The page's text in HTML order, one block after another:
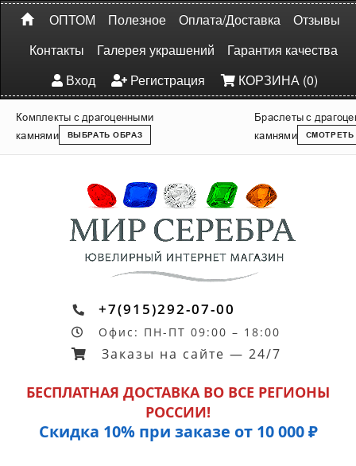
ОПТОМ Полезное Оплата/Доставка
Отзывы
Контакты
Галерея украшений
Гарантия качества
Вход
Регистрация КОРЗИНА (0)
Комплекты с драгоценными
камнями
ВЫБРАТЬ ОБРАЗ
Браслеты с
камнями
СМОТРЕТЬ
+7(915)292-07-00
Офис: ПН-ПТ 09:00 – 18:00
Заказы на сайте — 24/7
БЕСПЛАТНАЯ ДОСТАВКА ВО ВСЕ РЕГИОНЫ
РОССИИ!
Скидка 10% при заказе от 10 000 ₽